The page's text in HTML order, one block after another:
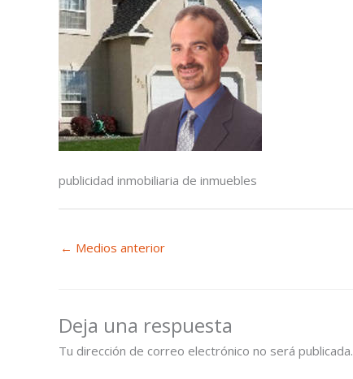
publicidad inmobiliaria de inmuebles
← Medios anterior
Deja una respuesta
Tu dirección de correo electrónico no será publicada.